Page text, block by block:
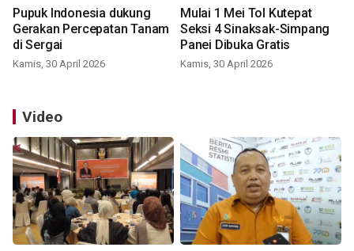
Pupuk Indonesia dukung
Gerakan Percepatan Tanam
di Sergai
Kamis, 30 April 2026
Mulai 1 Mei Tol Kutepat
Seksi 4 Sinaksak-Simpang
Panei Dibuka Gratis
Kamis, 30 April 2026
Video